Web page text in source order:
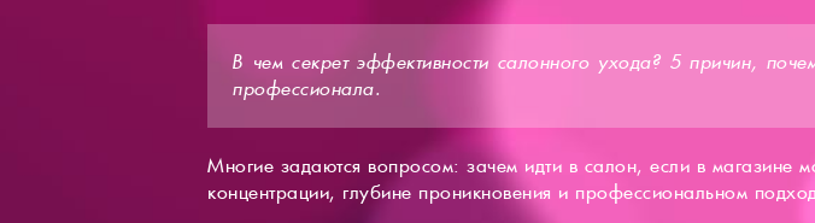
В чем секрет эффективности салонного ухода? 5 причин,
профессионала.
Многие задаются вопросом: зачем идти в салон, если в магазине
концентрации, глубине проникновения и профессиональном